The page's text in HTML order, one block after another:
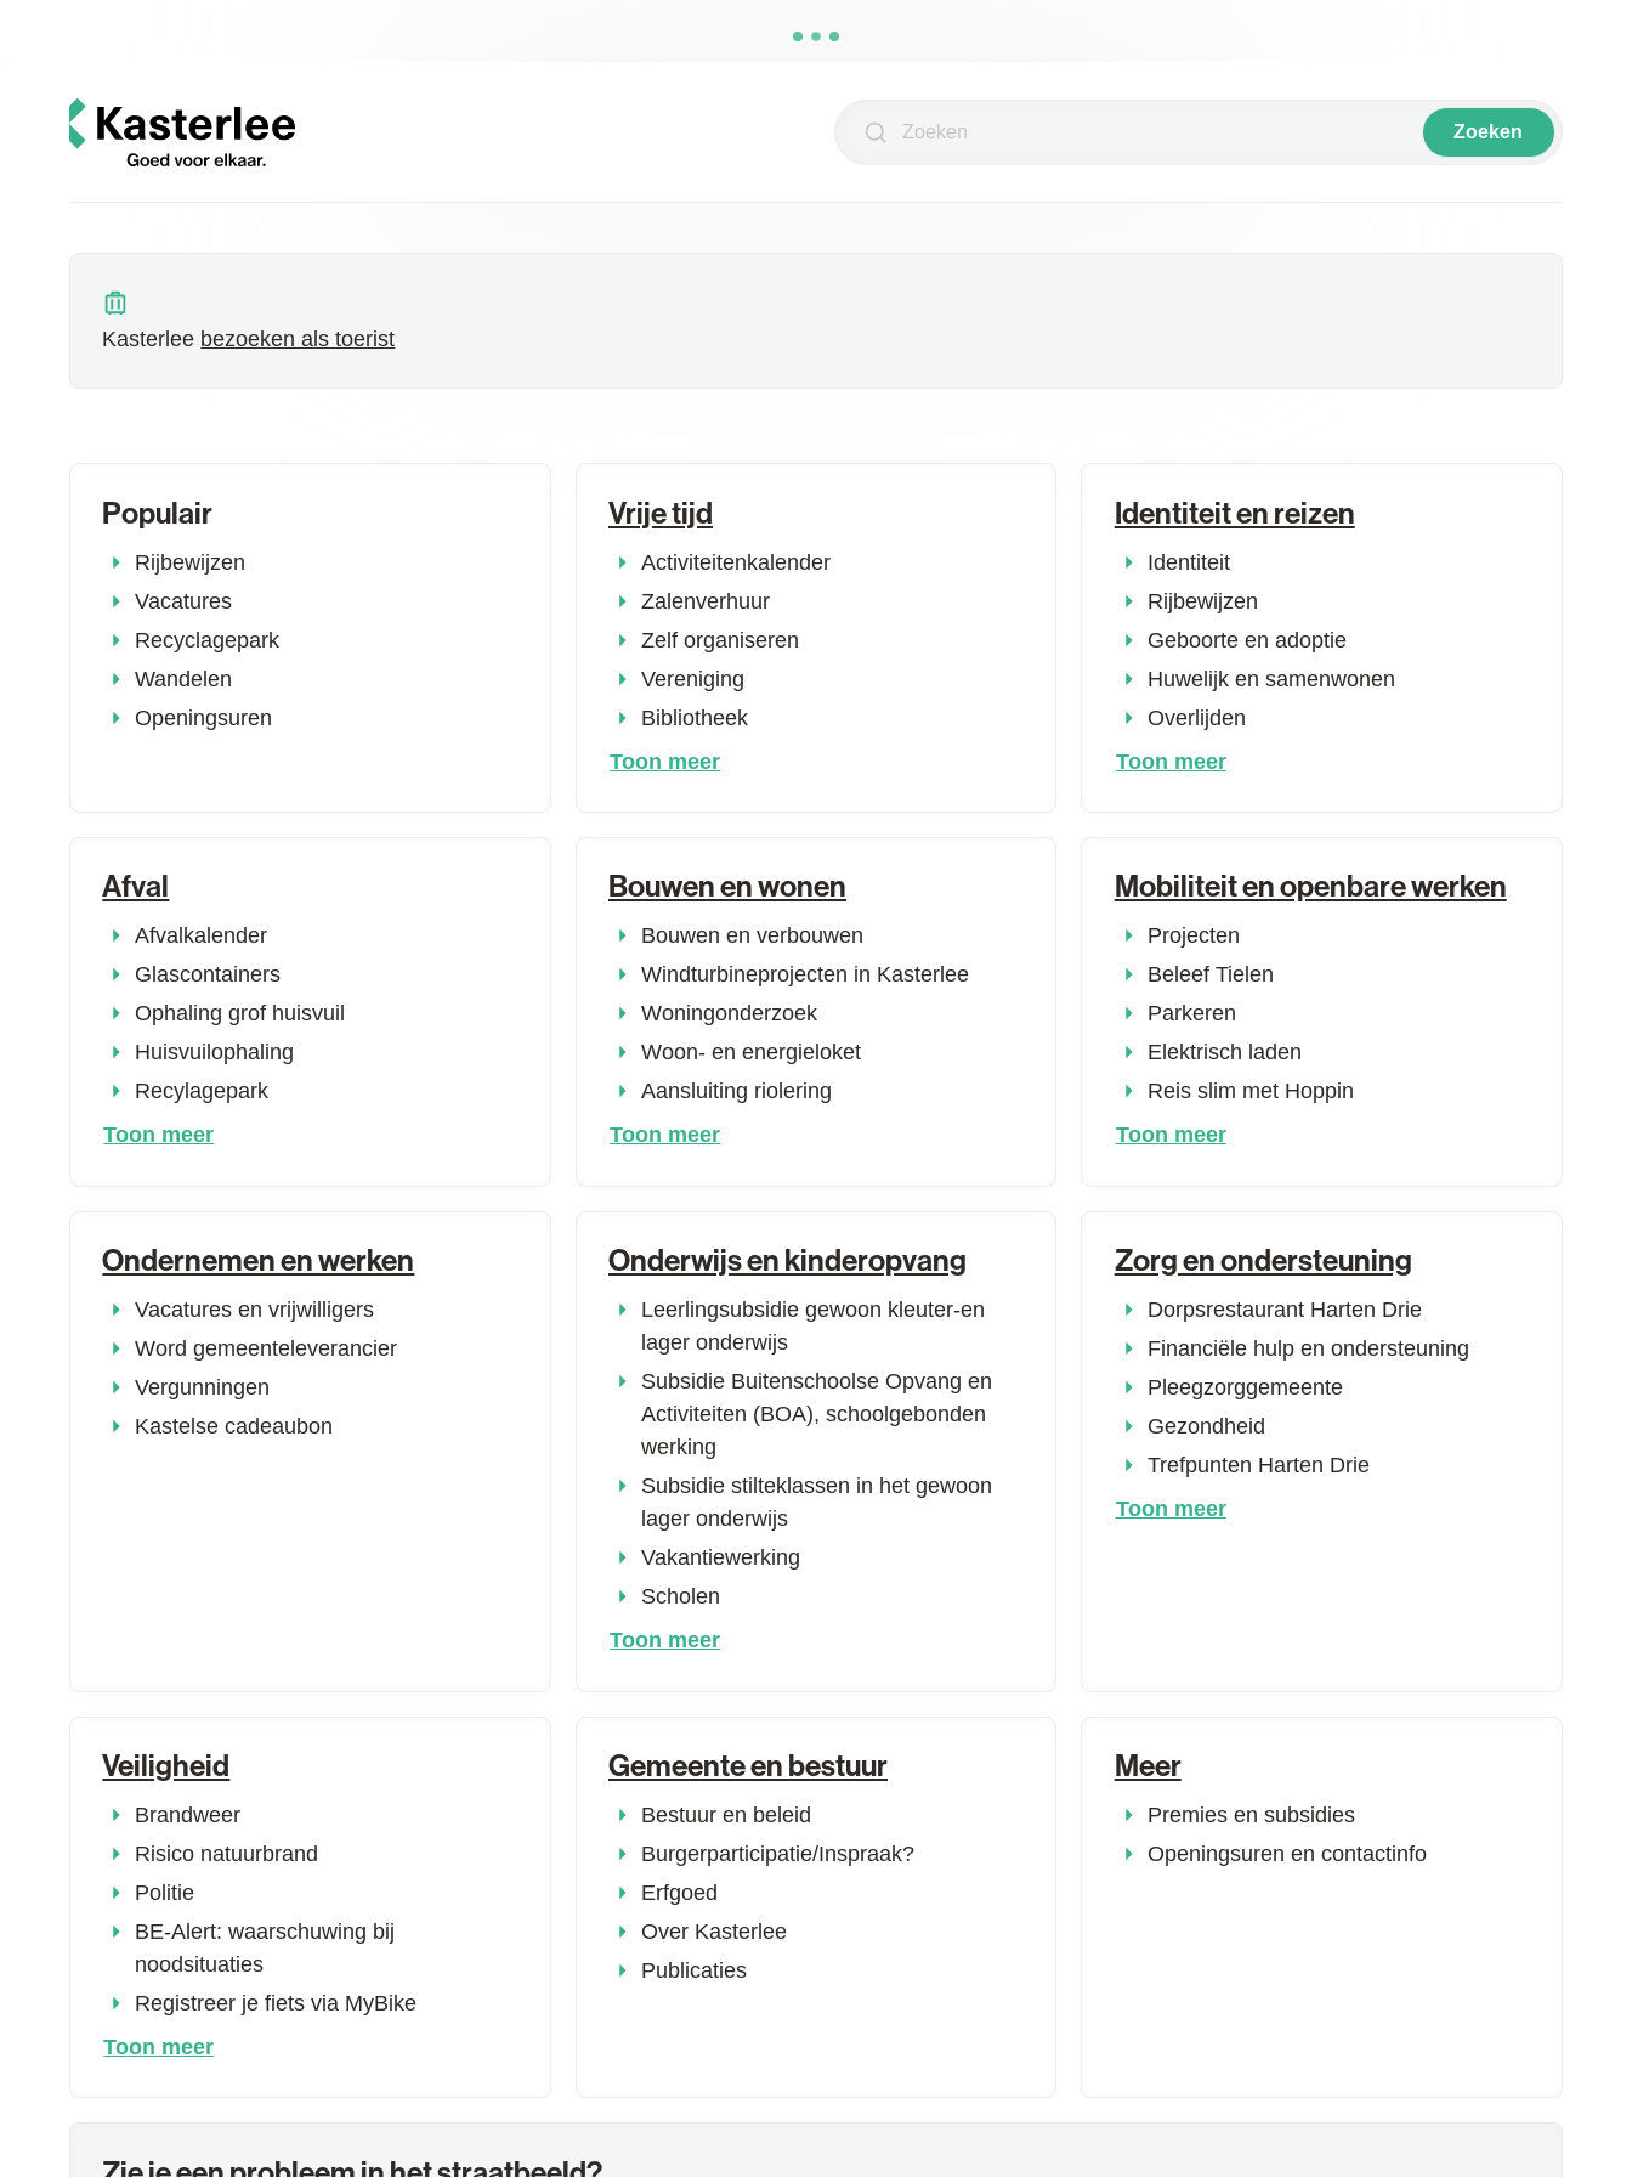
Kasterlee
Zoeken
Zoeken
Startpagina
Kasterlee bezoeken als toerist
Populair
Rijbewijzen
Vacatures
Recyclagepark
Wandelen
Openingsuren
Vrije tijd
Activiteitenkalender
Zalenverhuur
Zelf organiseren
Vereniging
Bibliotheek
Toon meer
Identiteit en reizen
Identiteit
Rijbewijzen
Geboorte en adoptie
Huwelijk en samenwonen
Overlijden
Toon meer
Afval
Afvalkalender
Glascontainers
Ophaling grof huisvuil
Huisvuilophaling
Recylagepark
Toon meer
Bouwen en wonen
Bouwen en verbouwen
Windturbineprojecten in Kasterlee
Woningonderzoek
Woon- en energieloket
Aansluiting riolering
Toon meer
Mobiliteit en openbare werken
Projecten
Beleef Tielen
Parkeren
Elektrisch laden
Reis slim met Hoppin
Toon meer
Ondernemen en werken
Vacatures en vrijwilligers
Word gemeenteleverancier
Vergunningen
Kastelse cadeaubon
Onderwijs en kinderopvang
Leerlingsubsidie gewoon kleuter-en
lager onderwijs
Subsidie Buitenschoolse Opvang en
Activiteiten (BOA), schoolgebonden
werking
Subsidie stilteklassen in het gewoon
lager onderwijs
Vakantiewerking
Scholen
Toon meer
Zorg en ondersteuning
Dorpsrestaurant Harten Drie
Financiële hulp en ondersteuning
Pleegzorggemeente
Gezondheid
Trefpunten Harten Drie
Toon meer
Veiligheid
Brandweer
Risico natuurbrand
Politie
BE-Alert: waarschuwing bij
noodsituaties
Registreer je fiets via MyBike
Toon meer
Gemeente en bestuur
Bestuur en beleid
Burgerparticipatie/Inspraak?
Erfgoed
Over Kasterlee
Publicaties
Meer
Premies en subsidies
Openingsuren en contactinfo